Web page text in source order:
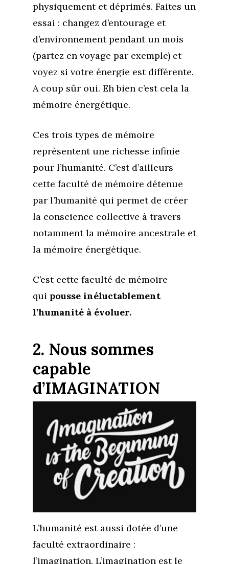
physiquement et déprimés. Faites un
essai : changez d’entourage et
d’environnement pendant un mois
(partez en voyage par exemple) et
voyez si votre énergie est différente.
A coup sûr oui. Eh bien c’est cela la
mémoire énergétique.
Ces trois types de mémoire
représentent une richesse infinie
pour l’humanité. C’est d’ailleurs
cette faculté de mémoire détenue
par l’humanité qui permet de créer
la conscience collective à travers
notamment la mémoire ancestrale et
la mémoire énergétique.
C’est cette faculté de mémoire
qui pousse inéluctablement
l’humanité à évoluer.
2. Nous sommes
capable
d’IMAGINATION
L’humanité est aussi dotée d’une
faculté extraordinaire :
l’imagination. L’imagination est le
Accueil
Commence ici
Se découvrir
Podcast
Services